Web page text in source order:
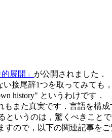
展開」 が公開されました．
い接尾辞1つを取ってみても
history" というわけです．
また真実です．言語を構
いうのは，驚くべきことで
ので，以下の関連記事をご